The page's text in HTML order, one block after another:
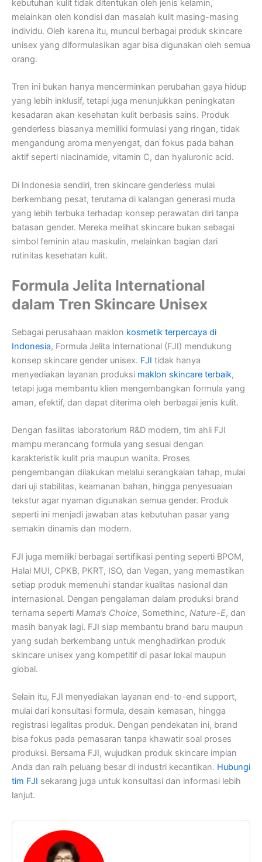
kebutuhan kulit tidak ditentukan oleh jenis kelamin,
melainkan oleh kondisi dan masalah kulit masing-masing
individu. Oleh karena itu, muncul berbagai produk skincare
unisex yang diformulasikan agar bisa digunakan oleh semua
orang.
Tren ini bukan hanya mencerminkan perubahan gaya hidup
yang lebih inklusif, tetapi juga menunjukkan peningkatan
kesadaran akan kesehatan kulit berbasis sains. Produk
genderless biasanya memiliki formulasi yang ringan, tidak
mengandung aroma menyengat, dan fokus pada bahan
aktif seperti niacinamide, vitamin C, dan hyaluronic acid.
Di Indonesia sendiri, tren skincare genderless mulai
berkembang pesat, terutama di kalangan generasi muda
yang lebih terbuka terhadap konsep perawatan diri tanpa
batasan gender. Mereka melihat skincare bukan sebagai
simbol feminin atau maskulin, melainkan bagian dari
rutinitas kesehatan kulit.
Formula Jelita International
dalam Tren Skincare Unisex
Sebagai perusahaan maklon kosmetik terpercaya di
Indonesia, Formula Jelita International (FJI) mendukung
konsep skincare gender unisex. FJI tidak hanya
menyediakan layanan produksi maklon skincare terbaik,
tetapi juga membantu klien mengembangkan formula yang
aman, efektif, dan dapat diterima oleh berbagai jenis kulit.
Dengan fasilitas laboratorium R&D modern, tim ahli FJI
mampu merancang formula yang sesuai dengan
karakteristik kulit pria maupun wanita. Proses
pengembangan dilakukan melalui serangkaian tahap, mulai
dari uji stabilitas, keamanan bahan, hingga penyesuaian
tekstur agar nyaman digunakan semua gender. Produk
seperti ini menjadi jawaban atas kebutuhan pasar yang
semakin dinamis dan modern.
FJI juga memiliki berbagai sertifikasi penting seperti BPOM,
Halal MUI, CPKB, PKRT, ISO, dan Vegan, yang memastikan
setiap produk memenuhi standar kualitas nasional dan
internasional. Dengan pengalaman dalam produksi brand
ternama seperti Mama’s Choice, Somethinc, Nature-E, dan
masih banyak lagi. FJI siap membantu brand baru maupun
yang sudah berkembang untuk menghadirkan produk
skincare unisex yang kompetitif di pasar lokal maupun
global.
Selain itu, FJI menyediakan layanan end-to-end support,
mulai dari konsultasi formula, desain kemasan, hingga
registrasi legalitas produk. Dengan pendekatan ini, brand
bisa fokus pada pemasaran tanpa khawatir soal proses
produksi. Bersama FJI, wujudkan produk skincare impian
Anda dan raih peluang besar di industri kecantikan. Hubungi
tim FJI sekarang juga untuk konsultasi dan informasi lebih
lanjut.